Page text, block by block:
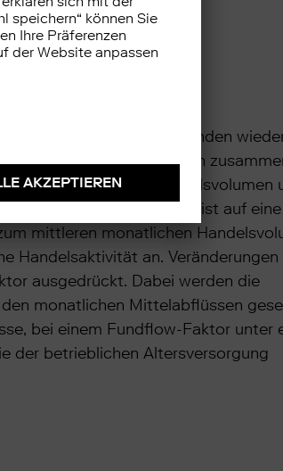
als 1 Million ebase Kunden
sich aus zwei Elementen
basiert auf dem Handelsvolumen
Ein Wert von über 100 weist auf eine
mittleren monatlichen
Handelsaktivität an. Veränderungen
ausgedrückt. Dabei werden die
monatlichen Mittelabflüssen
bei einem Fundflow-Faktor unter
der betrieblichen Altersversorgung